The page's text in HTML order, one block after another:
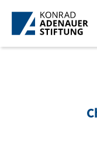
Skip to Main Content